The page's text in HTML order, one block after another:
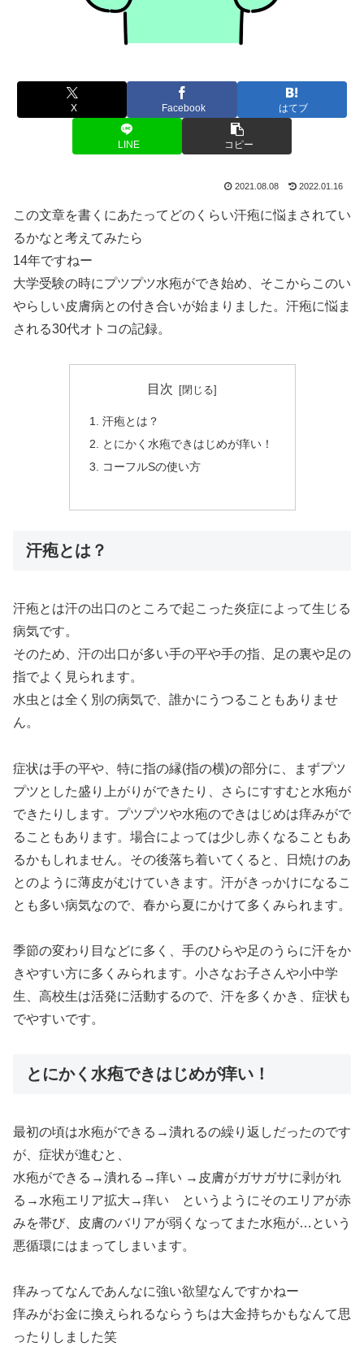
X Facebook はてブ
LINE コピー
2021.08.08 2022.01.16
この文章を書くにあたってどのくらい汗疱に悩まされてい
るかなと考えてみたら
14年ですねー
大学受験の時にプツプツ水疱ができ始め、そこからこのい
やらしい皮膚病との付き合いが始まりました。汗疱に悩ま
される30代オトコの記録。
目次
汗疱とは？
とにかく水疱できはじめが痒い！
コーフルSの使い方
汗疱とは？
汗疱とは汗の出口のところで起こった炎症によって生じる
病気です。
そのため、汗の出口が多い手の平や手の指、足の裏や足の
指でよく見られます。
水虫とは全く別の病気で、誰かにうつることもありませ
ん。
症状は手の平や、特に指の縁(指の横)の部分に、まずプツ
プツとした盛り上がりができたり、さらにすすむと水疱が
できたりします。プツプツや水疱のできはじめは痒みがで
ることもあります。場合によっては少し赤くなることもあ
るかもしれません。その後落ち着いてくると、日焼けのあ
とのように薄皮がむけていきます。汗がきっかけになるこ
とも多い病気なので、春から夏にかけて多くみられます。
季節の変わり目などに多く、手のひらや足のうらに汗をか
きやすい方に多くみられます。小さなお子さんや小中学
生、高校生は活発に活動するので、汗を多くかき、症状も
でやすいです。
とにかく水疱できはじめが痒い！
最初の頃は水疱ができる→潰れるの繰り返しだったのです
が、症状が進むと、
水疱ができる→潰れる→痒い →皮膚がガサガサに剥がれ
る→水疱エリア拡大→痒い というようにそのエリアが赤
みを帯び、皮膚のバリアが弱くなってまた水疱が…という
悪循環にはまってしまいます。
痒みってなんであんなに強い欲望なんですかねー
痒みがお金に換えられるならうちは大金持ちかもなんて思
ったりしました笑